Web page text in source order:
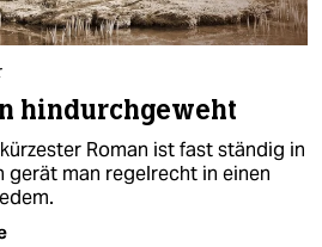
hindurchgeweht
Roman ist fast ständig in
gerät man regelrecht in einen